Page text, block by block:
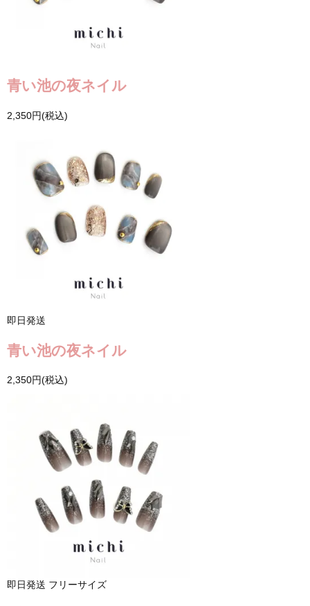
青い池の夜ネイル
2,350円(税込)
即日発送
青い池の夜ネイル
2,350円(税込)
即日発送 フリーサイズ